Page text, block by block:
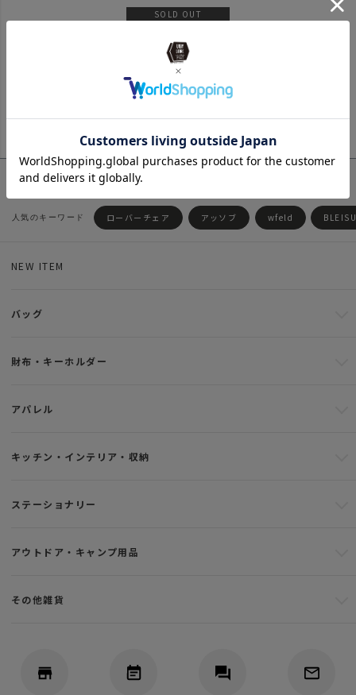
SOLD OUT
1-6件表示
ローバーチェア アッソブ wfeld
NEW ITEM
バッグ
財布・キーホルダー
アパレル
キッチン・インテリア・収納
ステーショナリー
アウトドア・キャンプ用品
その他雑貨